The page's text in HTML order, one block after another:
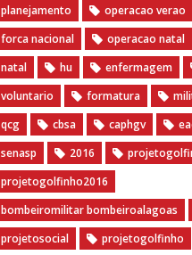
planejamento
operacao verao
forca nacional
operacao natal
natal
hu enfermagem
voluntario
formatura
qcg
cbsa caphgv
senasp
2016
projetogolfinho2016
bombeiromilitar bombeiroalagoas
projetosocial
projetogolfinho